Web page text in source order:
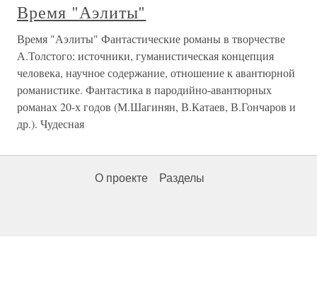
Время "Аэлиты"
Время "Аэлиты" Фантастические романы в творчестве
А.Толстого: источники, гуманистическая концепция
человека, научное содержание, отношение к авантюрной
романистике. Фантастика в пародийно-авантюрных
романах 20-х годов (М.Шагинян, В.Катаев, В.Гончаров и
др.). Чудесная
О проекте Разделы